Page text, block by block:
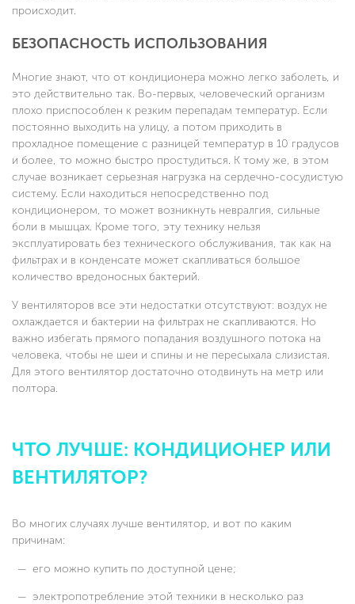
происходит.
БЕЗОПАСНОСТЬ ИСПОЛЬЗОВАНИЯ
Многие знают, что от кондиционера можно легко заболеть, и
это действительно так. Во-первых, человеческий организм
плохо приспособлен к резким перепадам температур. Если
постоянно выходить на улицу, а потом приходить в
прохладное помещение с разницей температур в 10 градусов
и более, то можно быстро простудиться. К тому же, в этом
случае возникает серьезная нагрузка на сердечно-сосудистую
систему. Если находиться непосредственно под
кондиционером, то может возникнуть невралгия, сильные
боли в мышцах. Кроме того, эту технику нельзя
эксплуатировать без технического обслуживания, так как на
фильтрах и в конденсате может скапливаться большое
количество вредоносных бактерий.
У вентиляторов все эти недостатки отсутствуют: воздух не
охлаждается и бактерии на фильтрах не скапливаются. Но
важно избегать прямого попадания воздушного потока на
человека, чтобы не шеи и спины и не пересыхала слизистая.
Для этого вентилятор достаточно отодвинуть на метр или
полтора.
ЧТО ЛУЧШЕ: КОНДИЦИОНЕР ИЛИ
ВЕНТИЛЯТОР?
Во многих случаях лучше вентилятор, и вот по каким
причинам:
его можно купить по доступной цене;
электропотребление этой техники в несколько раз